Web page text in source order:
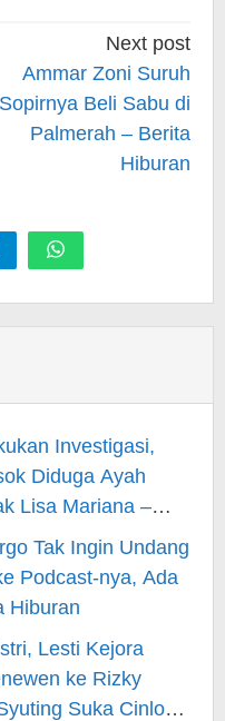
Next post
Ammar Zoni Suruh
Sopirnya Beli Sabu di
Palmerah – Berita
Hiburan
Investigasi,
Diduga Ayah
Lisa Mariana –
Tak Ingin Undang
Podcast-nya, Ada
Hiburan
Lesti Kejora
ke Rizky
Suka Cinlok?